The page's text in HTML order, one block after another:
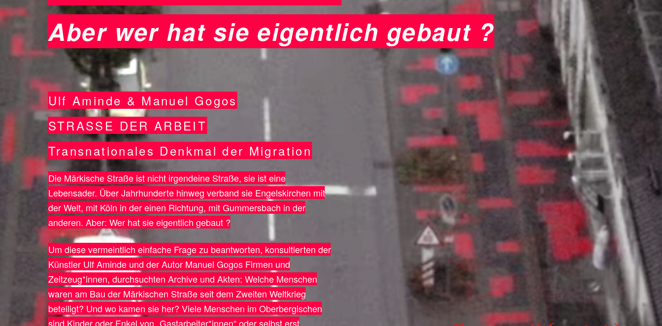
Aber wer hat sie eigentlich gebaut ?
Ulf Aminde & Manuel Gogos
STRASSE DER ARBEIT
Transnationales Denkmal der Migration
Die Märkische Straße ist nicht irgendeine Straße, sie ist eine
Lebensader. Über Jahrhunderte hinweg verband sie Engelskirchen mit
der Welt, mit Köln in der einen Richtung, mit Gummersbach in der
anderen. Aber: Wer hat sie eigentlich gebaut ?
Um diese vermeintlich einfache Frage zu beantworten, konsultierten der
Künstler Ulf Aminde und der Autor Manuel Gogos Firmen und
Zeitzeug*innen, durchsuchten Archive und Akten: Welche Menschen
waren am Bau der Märkischen Straße seit dem Zweiten Weltkrieg
beteiligt? Und wo kamen sie her? Viele Menschen im Oberbergischen
sind Kinder oder Enkel von „Gastarbeiter*innen“ oder selbst erst